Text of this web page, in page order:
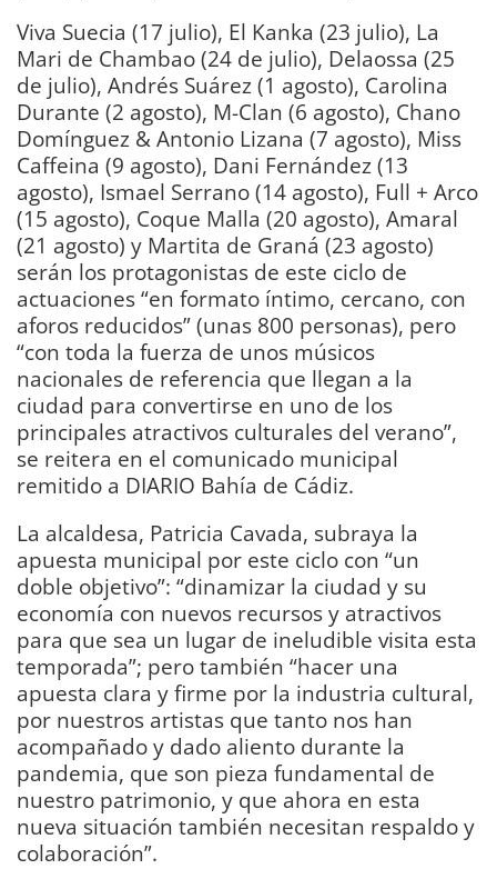
Viva Suecia (17 julio), El Kanka (23 julio), La
Mari de Chambao (24 de julio), Delaossa (25
de julio), Andrés Suárez (1 agosto), Carolina
Durante (2 agosto), M-Clan (6 agosto), Chano
Domínguez & Antonio Lizana (7 agosto), Miss
Caffeina (9 agosto), Dani Fernández (13
agosto), Ismael Serrano (14 agosto), Full + Arco
(15 agosto), Coque Malla (20 agosto), Amaral
(21 agosto) y Martita de Graná (23 agosto)
serán los protagonistas de este ciclo de
actuaciones “en formato íntimo, cercano, con
aforos reducidos” (unas 800 personas), pero
“con toda la fuerza de unos músicos
nacionales de referencia que llegan a la
ciudad para convertirse en uno de los
principales atractivos culturales del verano”,
se reitera en el comunicado municipal
remitido a DIARIO Bahía de Cádiz.
La alcaldesa, Patricia Cavada, subraya la
apuesta municipal por este ciclo con “un
doble objetivo”: “dinamizar la ciudad y su
economía con nuevos recursos y atractivos
para que sea un lugar de ineludible visita esta
temporada”; pero también “hacer una
apuesta clara y firme por la industria cultural,
por nuestros artistas que tanto nos han
acompañado y dado aliento durante la
pandemia, que son pieza fundamental de
nuestro patrimonio, y que ahora en esta
nueva situación también necesitan respaldo y
colaboración”.